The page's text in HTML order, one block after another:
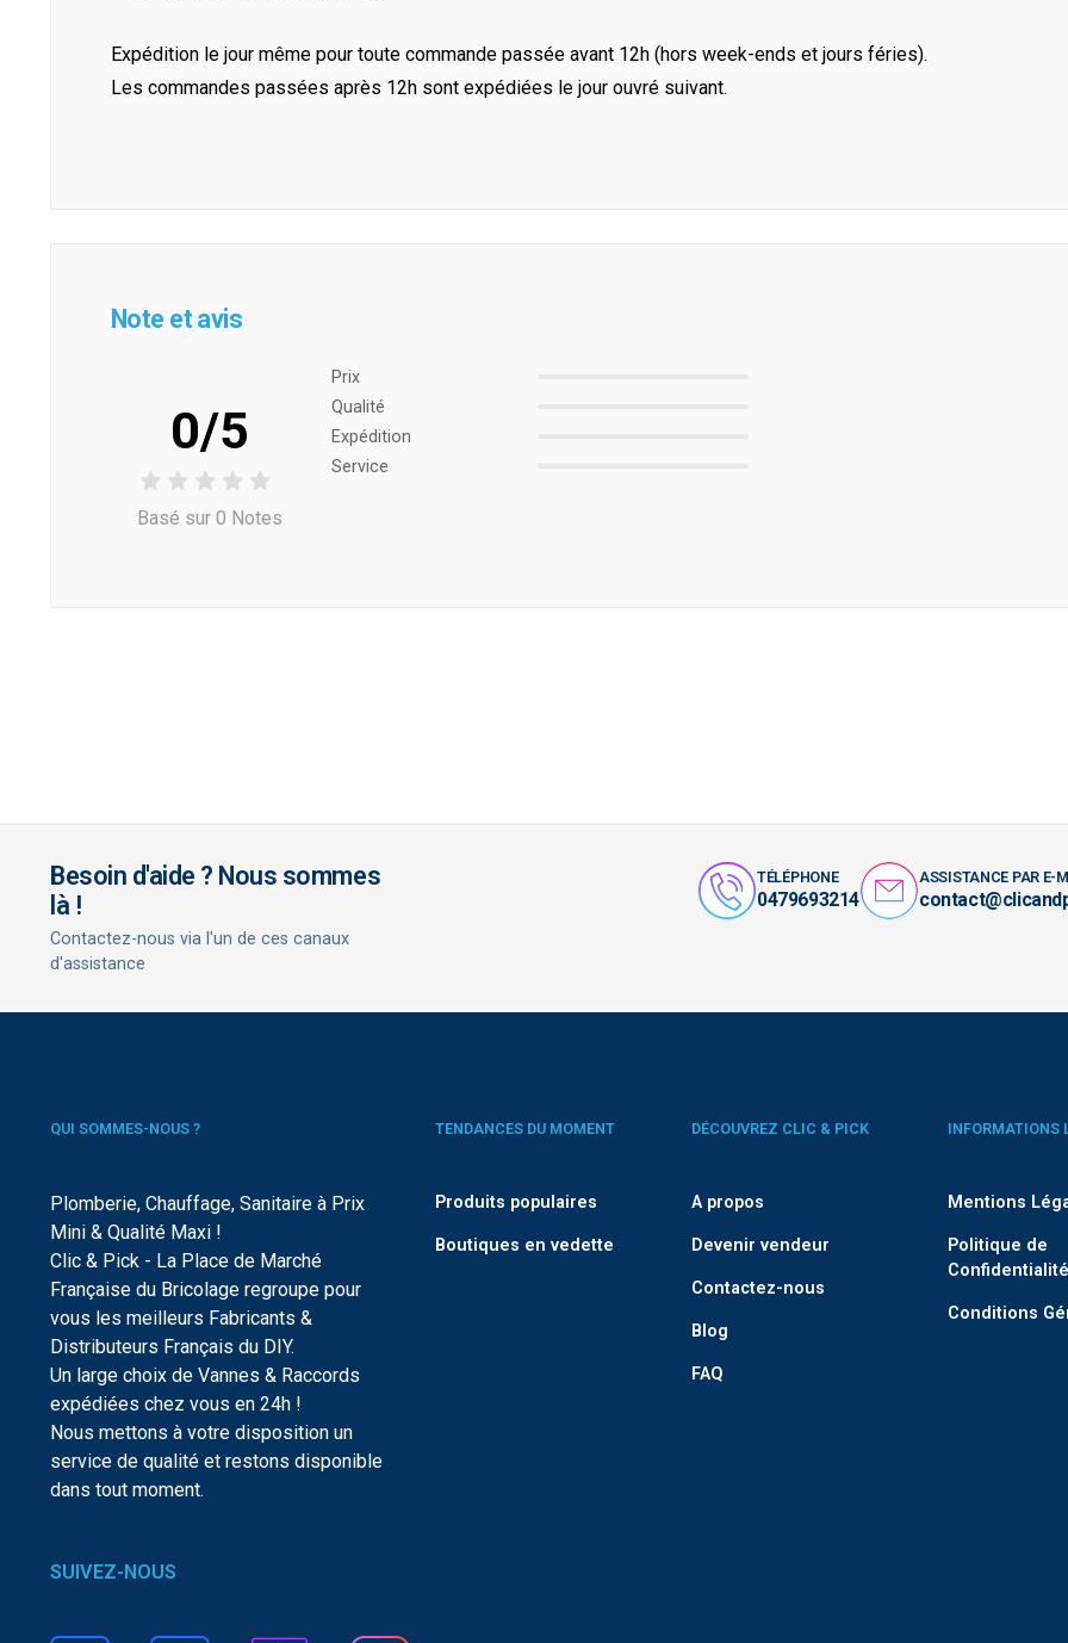
Expédition le jour même pour toute commande passée avant 12h (hors week-ends et jours féries).
Les commandes passées après 12h sont expédiées le jour ouvré suivant.
Note et avis
0/5
Basé sur 0 Notes
Prix ​​
Qualité
Expédition
Service
Besoin d'aide ? Nous sommes
là !
Contactez-nous via l'un de ces canaux
d'assistance
TÉLÉPHONE
0479693214
ASSISTANCE PAR E-
QUI SOMMES-NOUS ?
Plomberie, Chauffage, Sanitaire à Prix
Mini & Qualité Maxi !
Clic & Pick - La Place de Marché
Française du Bricolage regroupe pour
vous les meilleurs Fabricants &
Distributeurs Français du DIY.
Un large choix de Vannes & Raccords
expédiées chez vous en 24h !
Nous mettons à votre disposition un
service de qualité et restons disponible
dans tout moment.
TENDANCES DU MOMENT
Produits populaires
Boutiques en vedette
DÉCOUVREZ CLIC & PICK
A propos
Devenir vendeur
Contactez-nous
Blog
FAQ
INFORMATIONS
Mentions
Politique de
Confidentialité
Conditions
SUIVEZ-NOUS